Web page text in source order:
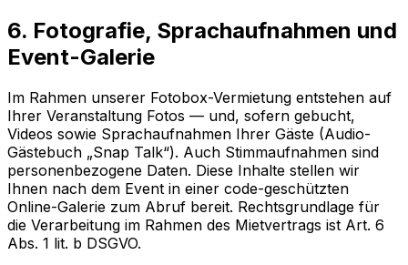
6. Fotografie, Sprachaufnahmen und
Event-Galerie
Im Rahmen unserer Fotobox-Vermietung entstehen auf
Ihrer Veranstaltung Fotos — und, sofern gebucht,
Videos sowie Sprachaufnahmen Ihrer Gäste (Audio-
Gästebuch „Snap Talk“). Auch Stimmaufnahmen sind
personenbezogene Daten. Diese Inhalte stellen wir
Ihnen nach dem Event in einer code-geschützten
Online-Galerie zum Abruf bereit. Rechtsgrundlage für
die Verarbeitung im Rahmen des Mietvertrags ist Art. 6
Abs. 1 lit. b DSGVO.